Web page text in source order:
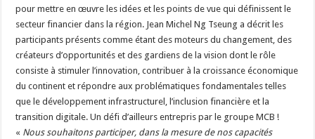
pour mettre en œuvre les idées et les points de vue qui définissent le
secteur financier dans la région. Jean Michel Ng Tseung a décrit les
participants présents comme étant des moteurs du changement, des
créateurs d’opportunités et des gardiens de la vision dont le rôle
consiste à stimuler l’innovation, contribuer à la croissance économique
du continent et répondre aux problématiques fondamentales telles
que le développement infrastructurel, l’inclusion financière et la
transition digitale. Un défi d’ailleurs entrepris par le groupe MCB !
« Nous souhaitons participer, dans la mesure de nos capacités